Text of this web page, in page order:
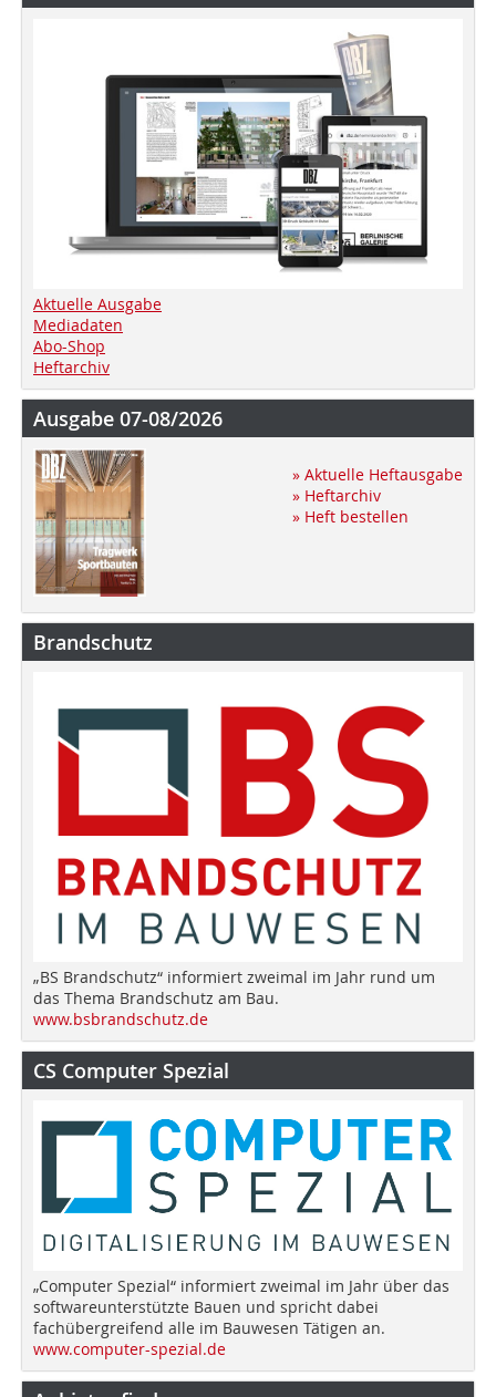
Aktuelle Ausgabe
Mediadaten
Abo-Shop
Heftarchiv
Ausgabe 07-08/2026
» Aktuelle Heftausgabe
» Heftarchiv
» Heft bestellen
Brandschutz
„BS Brandschutz“ informiert zweimal im Jahr rund um
das Thema Brandschutz am Bau.
www.bsbrandschutz.de
CS Computer Spezial
„Computer Spezial“ informiert zweimal im Jahr über das
softwareunterstützte Bauen und spricht dabei
fachübergreifend alle im Bauwesen Tätigen an.
www.computer-spezial.de